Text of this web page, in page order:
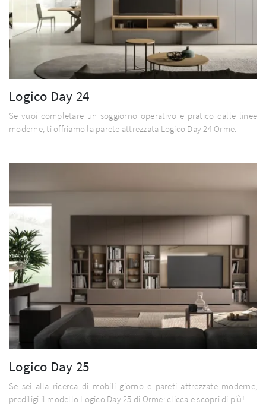
Logico Day 24
Se vuoi completare un soggiorno operativo e pratico dalle linee
moderne, ti offriamo la parete attrezzata Logico Day 24 Orme.
Logico Day 25
Se sei alla ricerca di mobili giorno e pareti attrezzate moderne,
prediligi il modello Logico Day 25 di Orme: clicca e scopri di più!